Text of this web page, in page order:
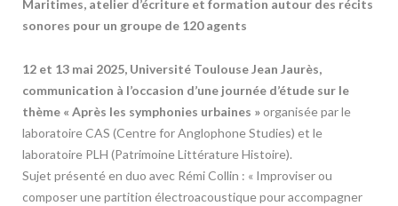
Maritimes, atelier d’écriture et formation autour des récits
sonores pour un groupe de 120 agents
12 et 13 mai 2025, Université Toulouse Jean Jaurès,
communication à l’occasion d’une journée d’étude sur le
thème « Après les symphonies urbaines »organisée par le
laboratoire CAS (Centre for Anglophone Studies) et le
laboratoire PLH (Patrimoine Littérature Histoire).
Sujet présenté en duo avec Rémi Collin : « Improviser ou
composer une partition électroacoustique pour accompagner